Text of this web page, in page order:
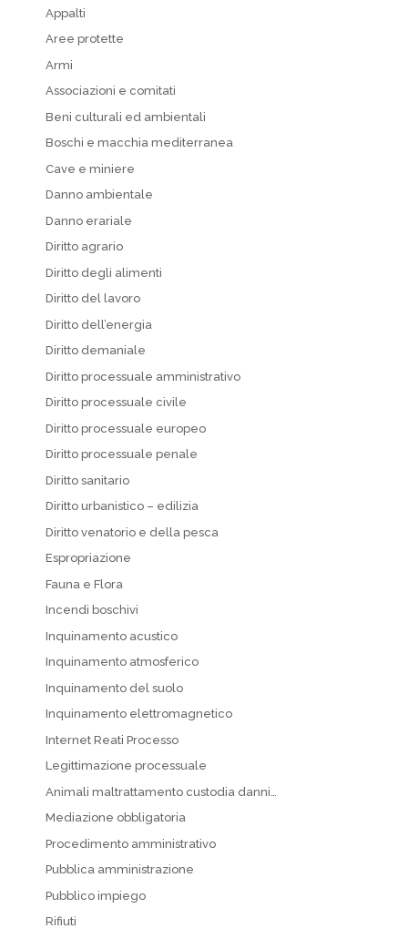
Appalti
Aree protette
Armi
Associazioni e comitati
Beni culturali ed ambientali
Boschi e macchia mediterranea
Cave e miniere
Danno ambientale
Danno erariale
Diritto agrario
Diritto degli alimenti
Diritto del lavoro
Diritto dell’energia
Diritto demaniale
Diritto processuale amministrativo
Diritto processuale civile
Diritto processuale europeo
Diritto processuale penale
Diritto sanitario
Diritto urbanistico – edilizia
Diritto venatorio e della pesca
Espropriazione
Fauna e Flora
Incendi boschivi
Inquinamento acustico
Inquinamento atmosferico
Inquinamento del suolo
Inquinamento elettromagnetico
Internet Reati Processo
Legittimazione processuale
Animali maltrattamento custodia danni…
Mediazione obbligatoria
Procedimento amministrativo
Pubblica amministrazione
Pubblico impiego
Rifiuti